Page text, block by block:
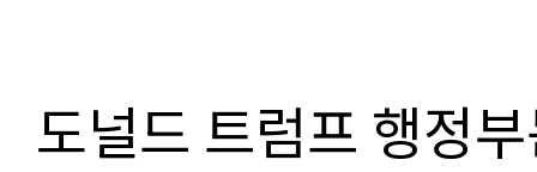
도널드 트럼프 행정